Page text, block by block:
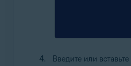
Введите или вставьте